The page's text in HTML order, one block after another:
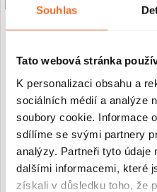
Souhlas
Tato webová stránka
K personalizaci obsahu a
sociálních médií a analýze
soubory cookie. Informace
sdílíme se svými partnery
analýzy. Partneři tyto údaje
dalšími informacemi, které
získali v důsledku toho, že
CERANO - Sprchový kout
Versaro L/P - 6 mm - chrom,
transparentní sklo - 80x80 cm